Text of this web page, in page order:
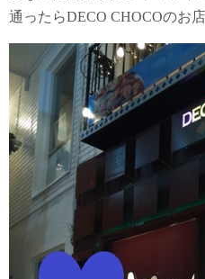
通ったらDECO CHOCOのお